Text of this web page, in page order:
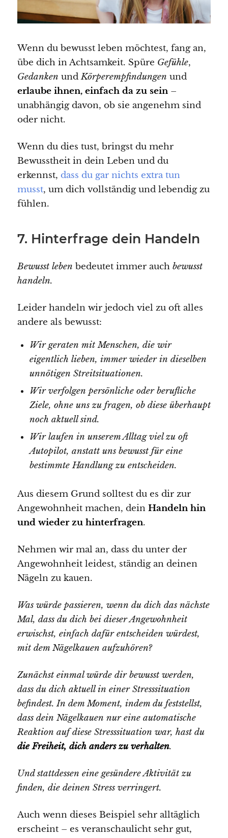
Wenn du bewusst leben möchtest, fang an,
übe dich in Achtsamkeit. Spüre Gefühle,
Gedanken undKörperempfindungen und
erlaube ihnen, einfach da zu sein–
unabhängig davon, ob sie angenehm sind
oder nicht.
Wenn du dies tust, bringst du mehr
Bewusstheit in dein Leben und du
erkennst, dass du gar nichts extra tun
musst, um dich vollständig und lebendig zu
fühlen.
7. Hinterfrage dein Handeln
Bewusst leben bedeutet immer auch bewusst
handeln.
Leider handeln wir jedoch viel zu oft alles
andere als bewusst:
Wir geraten mit Menschen, die wir
eigentlich lieben, immer wieder in dieselben
unnötigen Streitsituationen.
Wir verfolgen persönliche oder berufliche
Ziele, ohne uns zu fragen, ob diese überhaupt
noch aktuell sind.
Wir laufen in unserem Alltag viel zu oft
Autopilot, anstatt uns bewusst für eine
bestimmte Handlung zu entscheiden.
Aus diesem Grund solltest du es dir zur
Angewohnheit machen, dein Handeln hin
und wieder zu hinterfragen.
Nehmen wir mal an, dass du unter der
Angewohnheit leidest, ständig an deinen
Nägeln zu kauen.
Was würde passieren, wenn du dich das nächste
Mal, dass du dich bei dieser Angewohnheit
erwischst, einfach dafür entscheiden würdest,
mit dem Nägelkauen aufzuhören?
Zunächst einmal würde dir bewusst werden,
dass du dich aktuell in einer Stresssituation
befindest. In dem Moment, indem du feststellst,
dass dein Nägelkauen nur eine automatische
Reaktion auf diese Stresssituation war, hast du
die Freiheit, dich anders zu verhalten.
Und stattdessen eine gesündere Aktivität zu
finden, die deinen Stress verringert.
Auch wenn dieses Beispiel sehr alltäglich
erscheint – es veranschaulicht sehr gut,